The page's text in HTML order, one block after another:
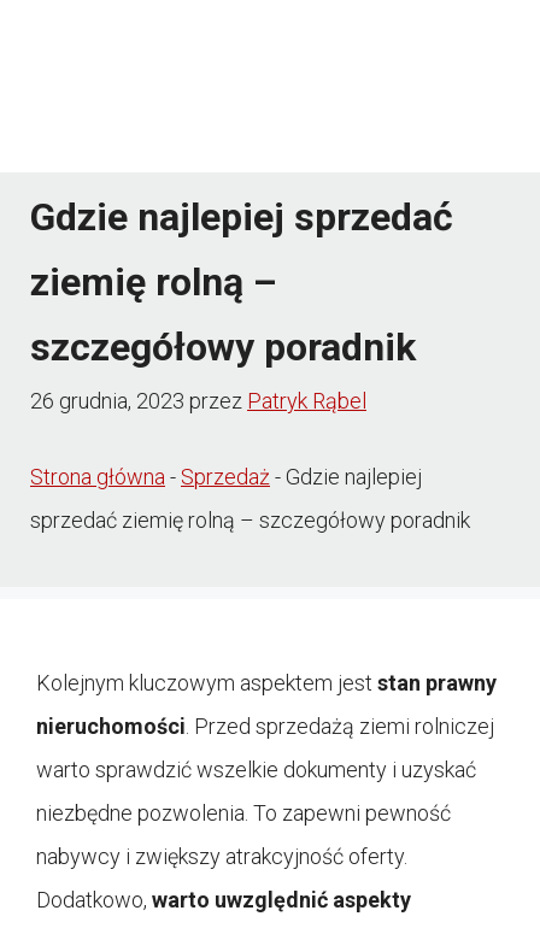
Gdzie najlepiej sprzedać
ziemię rolną –
szczegółowy poradnik
26 grudnia, 2023 przez Patryk Rąbel
Strona główna- Sprzedaż-Gdzie najlepiej
sprzedać ziemię rolną – szczegółowy poradnik
Kolejnym kluczowym aspektem jest stan prawny
nieruchomości . Przed sprzedażą ziemi rolniczej
warto sprawdzić wszelkie dokumenty i uzyskać
niezbędne pozwolenia. To zapewni pewność
nabywcy i zwiększy atrakcyjność oferty.
Dodatkowo, warto uwzględnić aspekty